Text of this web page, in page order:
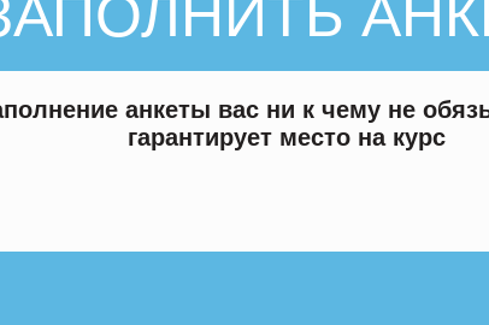
анкеты вас ни к чему не
гарантирует место на курс